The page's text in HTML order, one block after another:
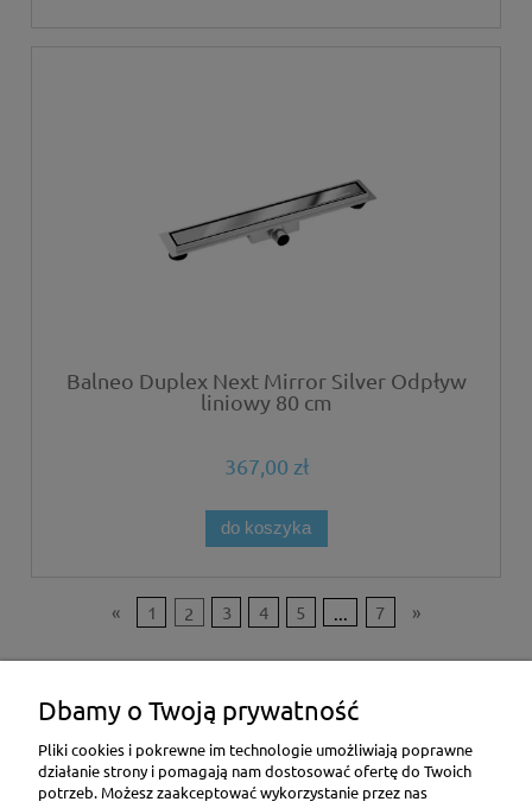
Balneo Duplex Next Mirror Silver Odpływ
liniowy 80 cm
367,00 zł
do koszyka
« 1 2 3 4 5 7 »
Płatności i dostawa
Dbamy o Twoją prywatność
Pliki cookies i pokrewne im technologie umożliwiają poprawne
działanie strony i pomagają nam dostosować ofertę do Twoich
potrzeb. Możesz zaakceptować wykorzystanie przez nas